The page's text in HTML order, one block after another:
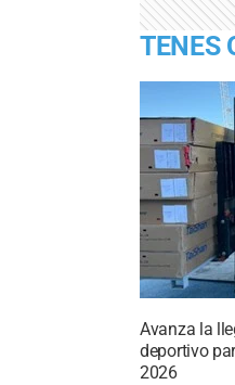
TENES
Avanza la
deportivo
2026